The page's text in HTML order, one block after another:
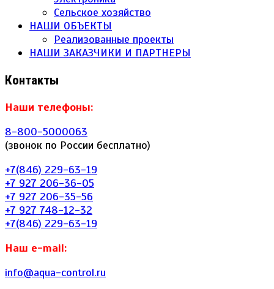
Сельское хозяйство
НАШИ ОБЪЕКТЫ
Реализованные проекты
НАШИ ЗАКАЗЧИКИ И ПАРТНЕРЫ
Контакты
Наши телефоны:
8-800-5000063
(звонок по России бесплатно)
+7(846) 229-63-19
+7 927 206-36-05
+7 927 206-35-56
+7 927 748-12-32
+7(846) 229-63-19
Наш e-mail:
info@aqua-control.ru